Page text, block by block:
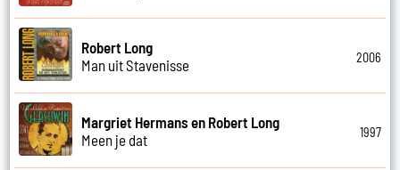
Robert Long
Man uit Stavenisse
2006
Margriet Hermans en Robert Long
Meen je dat
1997